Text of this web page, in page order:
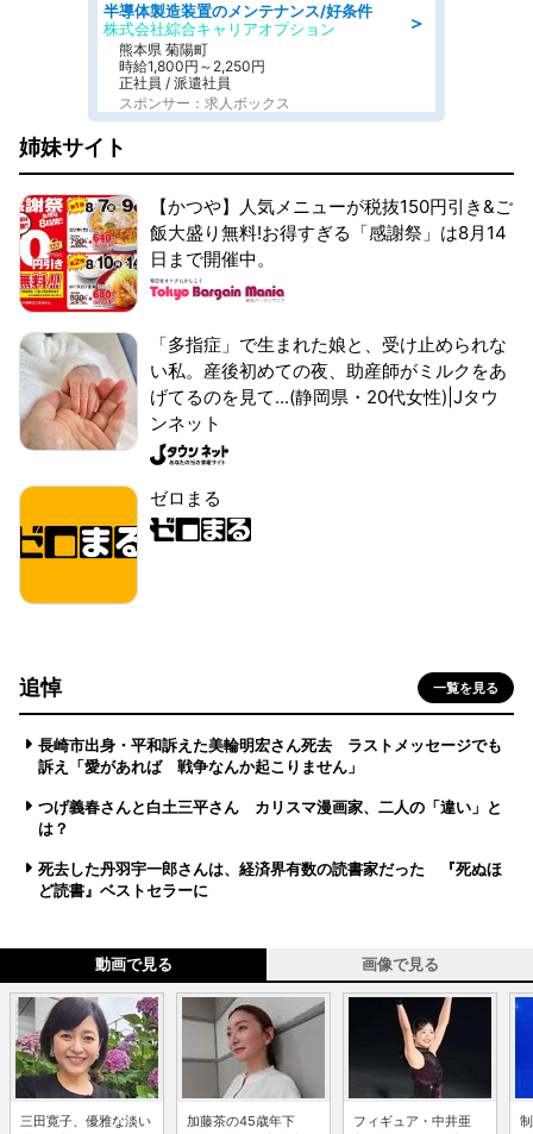
＞
半導体製造装置のメンテナンス/好条件
株式会社綜合キャリアオプション
熊本県 菊陽町
時給1,800円～2,250円
正社員 / 派遣社員
スポンサー：求人ボックス
姉妹サイト
【かつや】人気メニューが税抜150円引き&ご
飯大盛り無料!お得すぎる「感謝祭」は8月14
日まで開催中。
「多指症」で生まれた娘と、受け止められな
い私。産後初めての夜、助産師がミルクをあ
げてるのを見て...(静岡県・20代女性)|Jタウ
ンネット
ゼロまる
追悼 一覧を見る
長崎市出身・平和訴えた美輪明宏さん死去 ラストメッセージでも
訴え「愛があれば 戦争なんか起こりません」
つげ義春さんと白土三平さん カリスマ漫画家、二人の「違い」と
は？
死去した丹羽宇一郎さんは、経済界有数の読書家だった 『死ぬほ
ど読書』ベストセラーに
動画で見る 画像で見る
三田寛子、優雅な淡い
加藤茶の45歳年下
フィギュア・中井亜